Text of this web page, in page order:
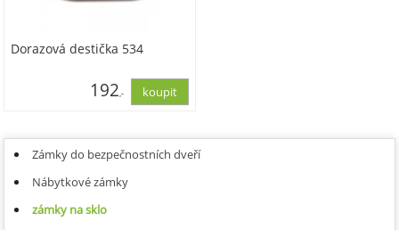
Dorazová destička 534
192,-
Zámky do bezpečnostních dveří
Nábytkové zámky
zámky na sklo